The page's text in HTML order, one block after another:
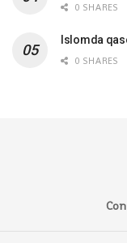
0 SHARES
Islomda
0 SHARES